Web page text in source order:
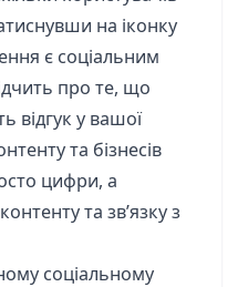
на іконку
є соціальним
про те, що
відгук у вашої
та бізнесів
цифри, а
та зв’язку з
соціальному